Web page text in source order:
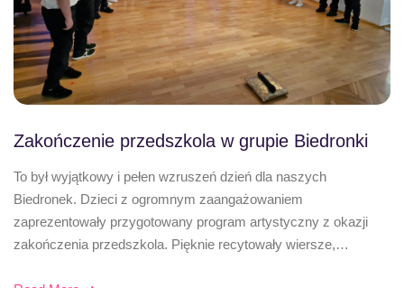
Zakończenie przedszkola w grupie Biedronki
To był wyjątkowy i pełen wzruszeń dzień dla naszych
Biedronek. Dzieci z ogromnym zaangażowaniem
zaprezentowały przygotowany program artystyczny z okazji
zakończenia przedszkola. Pięknie recytowały wiersze,…